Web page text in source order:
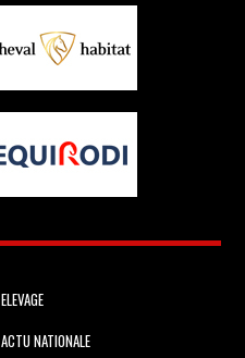
ELEVAGE
ACTU NATIONALE